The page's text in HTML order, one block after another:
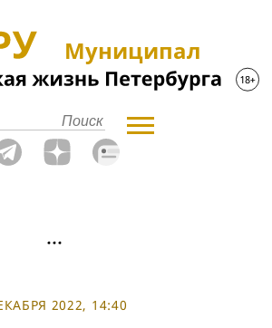
Муниципал
2022, 14:40